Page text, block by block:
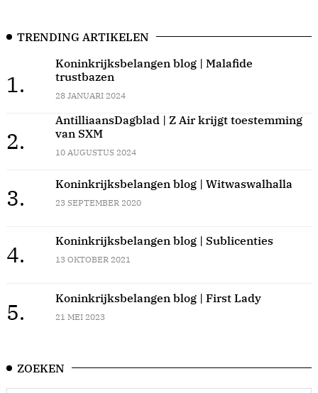
TRENDING ARTIKELEN
1.
Koninkrijksbelangen blog | Malafide
trustbazen
28 JANUARI 2024
2.
AntilliaansDagblad | Z Air krijgt toestemming
van SXM
10 AUGUSTUS 2024
3.
Koninkrijksbelangen blog | Witwaswalhalla
23 SEPTEMBER 2020
4.
Koninkrijksbelangen blog | Sublicenties
13 OKTOBER 2021
5.
Koninkrijksbelangen blog | First Lady
21 MEI 2023
ZOEKEN